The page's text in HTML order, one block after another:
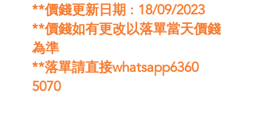
**價錢更新日期 : 18/09/2023
**價錢如有更改以落單當天價錢
為準
**落單請直接whatsapp6360
5070